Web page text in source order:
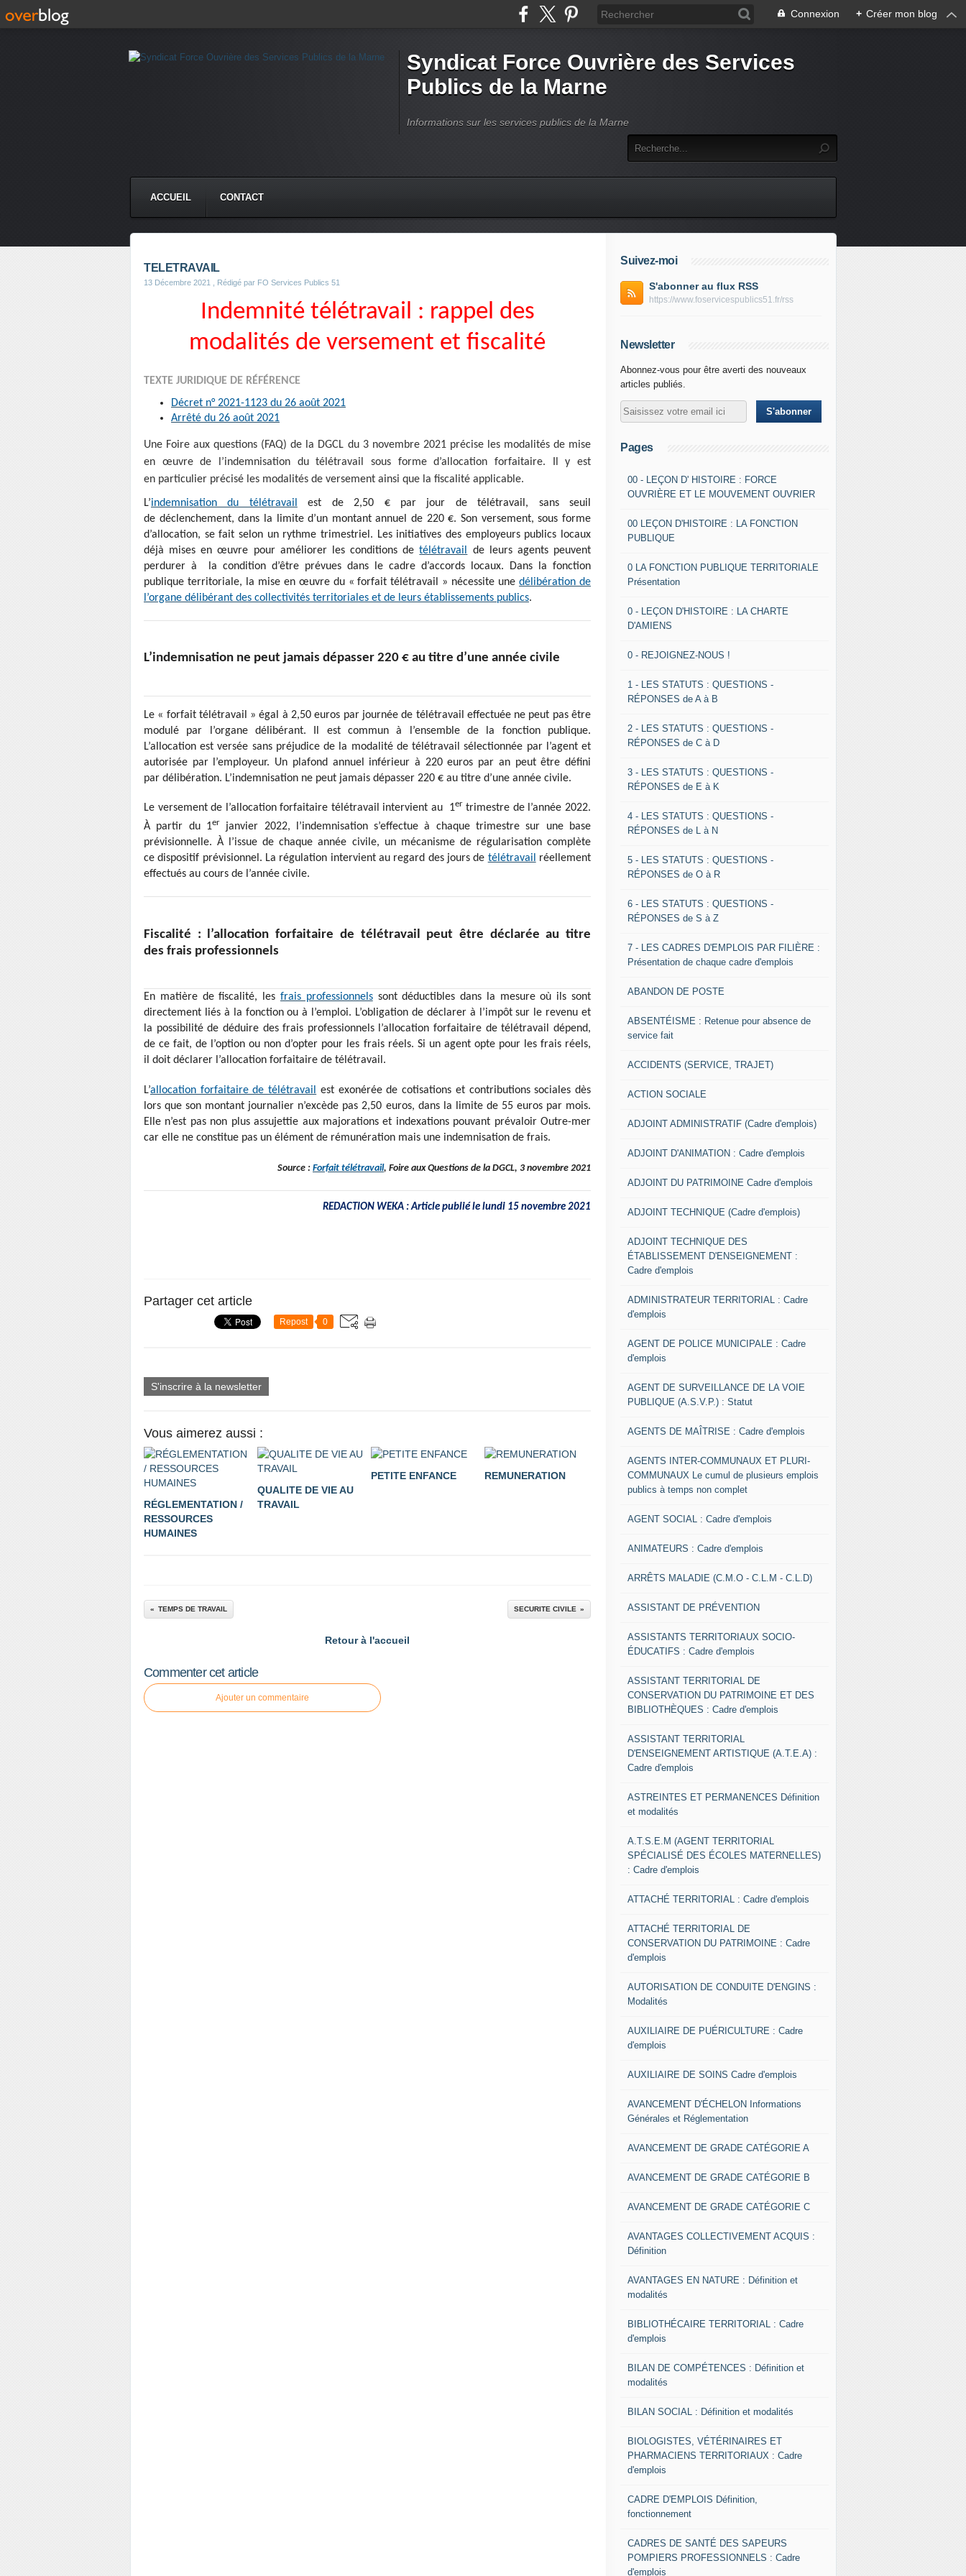
Connexion + Créer mon blog
Syndicat Force Ouvrière des Services
Publics de la Marne
Informations sur les services publics de la Marne
ACCUEIL CONTACT
TELETRAVAIL
13 Décembre 2021 , Rédigé par FO Services Publics 51
Indemnité télétravail : rappel des
modalités de versement et fiscalité
TEXTE JURIDIQUE DE RÉFÉRENCE
Décret n° 2021-1123 du 26 août 2021
Arrêté du 26 août 2021
Une Foire aux questions (FAQ) de la DGCL du 3 novembre 2021 précise les modalités de mise
en œuvre de l’indemnisation du télétravail sous forme d’allocation forfaitaire. Il y est
en particulier précisé les modalités de versement ainsi que la fiscalité applicable.
L’indemnisation du télétravail
est de 2,50 € par jour de télétravail, sans seuil
de déclenchement, dans la limite d’un montant annuel de 220 €. Son versement, sous forme
d’allocation, se fait selon un rythme trimestriel. Les initiatives des employeurs publics locaux
déjà mises en œuvre pour améliorer les conditions detélétravail
de leurs agents peuvent
perdurer à la condition d’être prévues dans le cadre d’accords locaux. Dans la fonction
publique territoriale, la mise en œuvre du « forfait télétravail » nécessite unedélibération de
l’organe délibérant des collectivités territoriales et de leurs établissements publics.
L’indemnisation ne peut jamais dépasser 220 € au titre d’une année civile
Le « forfait télétravail » égal à 2,50 euros par journée de télétravail effectuée ne peut pas être
modulé par l’organe délibérant. Il est commun à l’ensemble de la fonction publique.
L’allocation est versée sans préjudice de la modalité de télétravail sélectionnée par l’agent et
autorisée par l’employeur. Un plafond annuel inférieur à 220 euros par an peut être défini
par délibération. L’indemnisation ne peut jamais dépasser 220 € au titre d’une année civile.
Le versement de l’allocation forfaitaire télétravail intervient au 1er trimestre de l’année 2022.
À partir du 1er
janvier 2022, l’indemnisation s’effectue à chaque trimestre sur une base
prévisionnelle. À l’issue de chaque année civile, un mécanisme de régularisation complète
ce dispositif prévisionnel. La régulation intervient au regard des jours de télétravail réellement
effectués au cours de l’année civile.
Fiscalité : l’allocation forfaitaire de télétravail peut être déclarée au titre
des frais professionnels
En matière de fiscalité, les frais professionnelssont déductibles dans la mesure où ils sont
directement liés à la fonction ou à l’emploi. L’obligation de déclarer à l’impôt sur le revenu et
la possibilité de déduire des frais professionnels l’allocation forfaitaire de télétravail dépend,
de ce fait, de l’option ou non d’opter pour les frais réels. Si un agent opte pour les frais réels,
il doit déclarer l’allocation forfaitaire de télétravail.
L’allocation forfaitaire de télétravail
est exonérée de cotisations et contributions sociales dès
lors que son montant journalier n’excède pas 2,50 euros, dans la limite de 55 euros par mois.
Elle n’est pas non plus assujettie aux majorations et indexations pouvant prévaloir Outre-mer
car elle ne constitue pas un élément de rémunération mais une indemnisation de frais.
Source : Forfait télétravail, Foire aux Questions de la DGCL, 3 novembre 2021
REDACTION WEKA : Article publié le lundi 15 novembre 2021
Partager cet article
Repost 0
S'inscrire à la newsletter
Vous aimerez aussi :
RÉGLEMENTATION /
RESSOURCES
HUMAINES
QUALITE DE VIE AU
TRAVAIL
PETITE ENFANCE REMUNERATION
TEMPS DE TRAVAIL SECURITE CIVILE
Retour à l'accueil
Commenter cet article
Ajouter un commentaire
Suivez-moi
S'abonner au flux RSS
https://www.foservicespublics51.fr/rss
Newsletter
Abonnez-vous pour être averti des nouveaux
articles publiés.
Pages
00 - LEÇON D' HISTOIRE : FORCE
OUVRIÈRE ET LE MOUVEMENT OUVRIER
00 LEÇON D'HISTOIRE : LA FONCTION
PUBLIQUE
0 LA FONCTION PUBLIQUE TERRITORIALE
Présentation
0 - LEÇON D'HISTOIRE : LA CHARTE
D'AMIENS
0 - REJOIGNEZ-NOUS !
1 - LES STATUTS : QUESTIONS -
RÉPONSES de A à B
2 - LES STATUTS : QUESTIONS -
RÉPONSES de C à D
3 - LES STATUTS : QUESTIONS -
RÉPONSES de E à K
4 - LES STATUTS : QUESTIONS -
RÉPONSES de L à N
5 - LES STATUTS : QUESTIONS -
RÉPONSES de O à R
6 - LES STATUTS : QUESTIONS -
RÉPONSES de S à Z
7 - LES CADRES D'EMPLOIS PAR FILIÈRE :
Présentation de chaque cadre d'emplois
ABANDON DE POSTE
ABSENTÉISME : Retenue pour absence de
service fait
ACCIDENTS (SERVICE, TRAJET)
ACTION SOCIALE
ADJOINT ADMINISTRATIF (Cadre d'emplois)
ADJOINT D'ANIMATION : Cadre d'emplois
ADJOINT DU PATRIMOINE Cadre d'emplois
ADJOINT TECHNIQUE (Cadre d'emplois)
ADJOINT TECHNIQUE DES
ÉTABLISSEMENT D'ENSEIGNEMENT :
Cadre d'emplois
ADMINISTRATEUR TERRITORIAL : Cadre
d'emplois
AGENT DE POLICE MUNICIPALE : Cadre
d'emplois
AGENT DE SURVEILLANCE DE LA VOIE
PUBLIQUE (A.S.V.P.) : Statut
AGENTS DE MAÎTRISE : Cadre d'emplois
AGENTS INTER-COMMUNAUX ET PLURI-
COMMUNAUX Le cumul de plusieurs emplois
publics à temps non complet
AGENT SOCIAL : Cadre d'emplois
ANIMATEURS : Cadre d'emplois
ARRÊTS MALADIE (C.M.O - C.L.M - C.L.D)
ASSISTANT DE PRÉVENTION
ASSISTANTS TERRITORIAUX SOCIO-
ÉDUCATIFS : Cadre d'emplois
ASSISTANT TERRITORIAL DE
CONSERVATION DU PATRIMOINE ET DES
BIBLIOTHÈQUES : Cadre d'emplois
ASSISTANT TERRITORIAL
D'ENSEIGNEMENT ARTISTIQUE (A.T.E.A) :
Cadre d'emplois
ASTREINTES ET PERMANENCES Définition
et modalités
A.T.S.E.M (AGENT TERRITORIAL
SPÉCIALISÉ DES ÉCOLES MATERNELLES)
: Cadre d'emplois
ATTACHÉ TERRITORIAL : Cadre d'emplois
ATTACHÉ TERRITORIAL DE
CONSERVATION DU PATRIMOINE : Cadre
d'emplois
AUTORISATION DE CONDUITE D'ENGINS :
Modalités
AUXILIAIRE DE PUÉRICULTURE : Cadre
d'emplois
AUXILIAIRE DE SOINS Cadre d'emplois
AVANCEMENT D'ÉCHELON Informations
Générales et Réglementation
AVANCEMENT DE GRADE CATÉGORIE A
AVANCEMENT DE GRADE CATÉGORIE B
AVANCEMENT DE GRADE CATÉGORIE C
AVANTAGES COLLECTIVEMENT ACQUIS :
Définition
AVANTAGES EN NATURE : Définition et
modalités
BIBLIOTHÉCAIRE TERRITORIAL : Cadre
d'emplois
BILAN DE COMPÉTENCES : Définition et
modalités
BILAN SOCIAL : Définition et modalités
BIOLOGISTES, VÉTÉRINAIRES ET
PHARMACIENS TERRITORIAUX : Cadre
d'emplois
CADRE D'EMPLOIS Définition,
fonctionnement
CADRES DE SANTÉ DES SAPEURS
POMPIERS PROFESSIONNELS : Cadre
d'emplois